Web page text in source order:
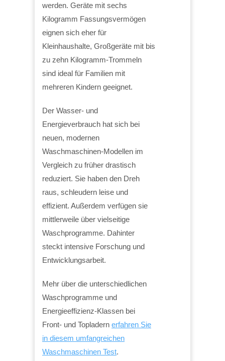
werden. Geräte mit sechs
Kilogramm Fassungsvermögen
eignen sich eher für
Kleinhaushalte, Großgeräte mit bis
zu zehn Kilogramm-Trommeln
sind ideal für Familien mit
mehreren Kindern geeignet.
Der Wasser- und
Energieverbrauch hat sich bei
neuen, modernen
Waschmaschinen-Modellen im
Vergleich zu früher drastisch
reduziert. Sie haben den Dreh
raus, schleudern leise und
effizient. Außerdem verfügen sie
mittlerweile über vielseitige
Waschprogramme. Dahinter
steckt intensive Forschung und
Entwicklungsarbeit.
Mehr über die unterschiedlichen
Waschprogramme und
Energieeffizienz-Klassen bei
Front- und Topladern erfahren Sie
in diesem umfangreichen
Waschmaschinen Test.